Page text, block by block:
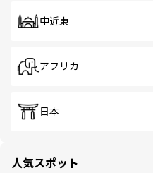
中近東
アフリカ
日本
人気スポット